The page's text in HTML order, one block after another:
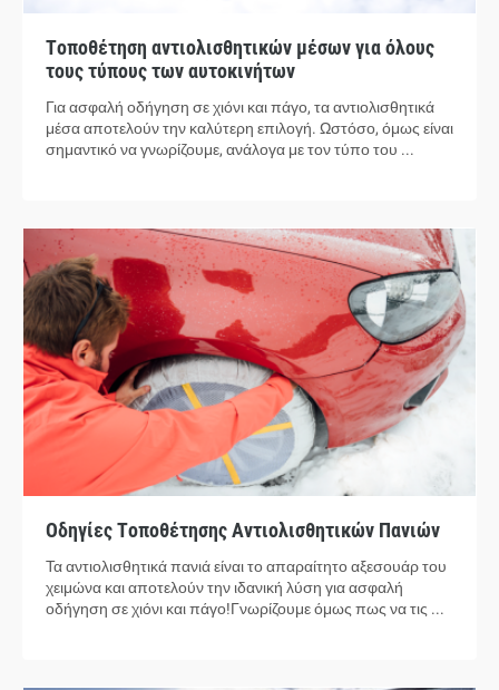
Τοποθέτηση αντιολισθητικών μέσων για όλους
τους τύπους των αυτοκινήτων
Για ασφαλή οδήγηση σε χιόνι και πάγο, τα αντιολισθητικά
μέσα αποτελούν την καλύτερη επιλογή. Ωστόσο, όμως είναι
σημαντικό να γνωρίζουμε, ανάλογα με τον τύπο του ...
Οδηγίες Τοποθέτησης Αντιολισθητικών Πανιών
Τα αντιολισθητικά πανιά είναι το απαραίτητο αξεσουάρ του
χειμώνα και αποτελούν την ιδανική λύση για ασφαλή
οδήγηση σε χιόνι και πάγο!Γνωρίζουμε όμως πως να τις ...